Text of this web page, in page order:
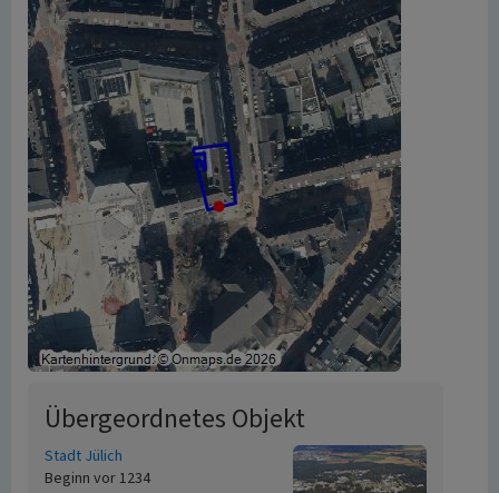
Übergeordnetes Objekt
Stadt Jülich
Beginn vor 1234